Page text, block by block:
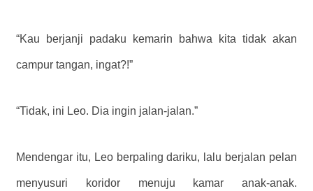
“Kau berjanji padaku kemarin bahwa kita tidak akan
campur tangan, ingat?!”
“Tidak, ini Leo. Dia ingin jalan-jalan.”
Mendengar itu, Leo berpaling dariku, lalu berjalan pelan
menyusuri koridor menuju kamar anak-anak.